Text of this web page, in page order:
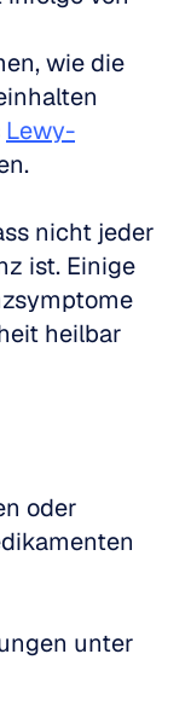
wie die
Lewy-
nicht jeder
ist. Einige
heilbar
oder
unter